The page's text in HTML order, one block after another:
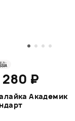
280 ₽
Академик